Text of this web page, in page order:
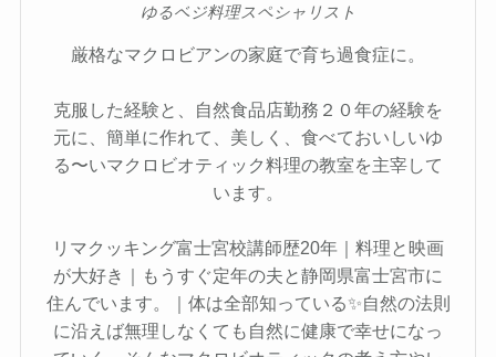
ゆるベジ料理スペシャリスト
厳格なマクロビアンの家庭で育ち過食症に。
克服した経験と、自然食品店勤務２０年の経験を
元に、簡単に作れて、美しく、食べておいしいゆ
る〜いマクロビオティック料理の教室を主宰して
います。
リマクッキング富士宮校講師歴20年｜料理と映画
が大好き｜もうすぐ定年の夫と静岡県富士宮市に
住んでいます。｜体は全部知っている✨自然の法則
に沿えば無理しなくても自然に健康で幸せになっ